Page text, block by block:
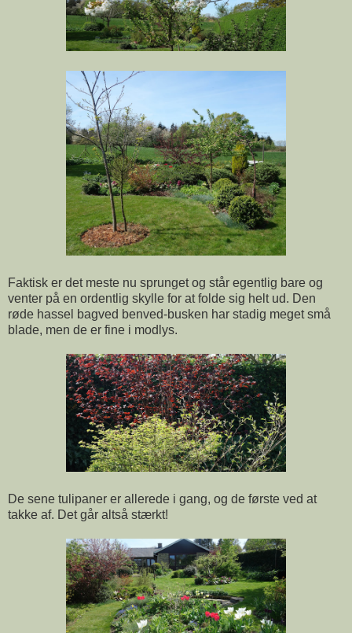
Faktisk er det meste nu sprunget og står egentlig bare og
venter på en ordentlig skylle for at folde sig helt ud. Den
røde hassel bagved benved-busken har stadig meget små
blade, men de er fine i modlys.
De sene tulipaner er allerede i gang, og de første ved at
takke af. Det går altså stærkt!